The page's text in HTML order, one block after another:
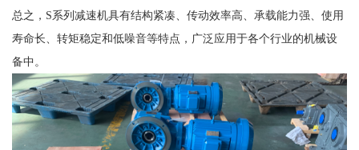
总之，S系列减速机具有结构紧凑、传动效率高、承载能力强、使用
寿命长、转矩稳定和低噪音等特点，广泛应用于各个行业的机械设
备中。